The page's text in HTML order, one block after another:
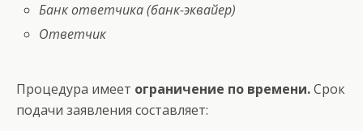
Банк ответчика (банк-эквайер)
Ответчик
Процедура имеет ограничение по времени.Срок
подачи заявления составляет: